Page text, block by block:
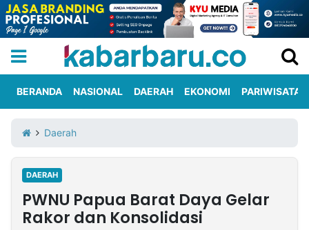
Iklan
Berita
Kami
Nasional
International
Olahraga
Entertainment
Daerah
Pariwisata
Kuliner
Kolom
BERANDA NASIONAL DAERAH EKONOMI PARIWISATA
Daerah
DAERAH
PWNU Papua Barat Daya Gelar
Rakor dan Konsolidasi